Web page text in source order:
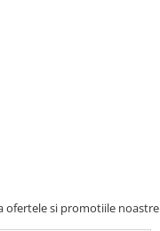
ofertele si promotiile noastre